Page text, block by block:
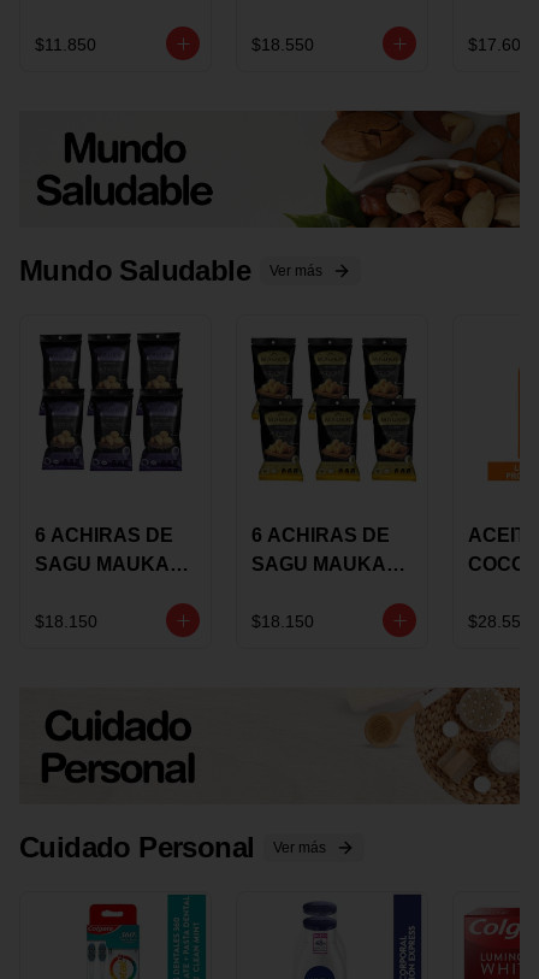
150ML SURTIDO
$11.850
ALQUERIA
$18.550 $17.600
Mundo Saludable Ver más
6 ACHIRAS DE
SAGU MAUKA
$18.150
6 ACHIRAS DE
SAGU MAUKA
GRS
$18.150
COCO
150G
$28.550
Cuidado Personal Ver más